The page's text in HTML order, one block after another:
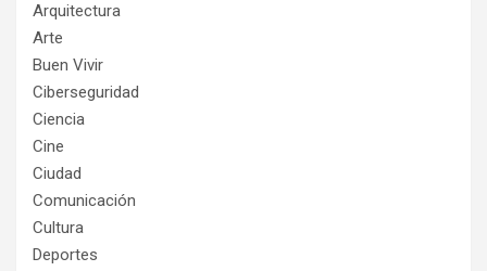
Arquitectura
Arte
Buen Vivir
Ciberseguridad
Ciencia
Cine
Ciudad
Comunicación
Cultura
Deportes